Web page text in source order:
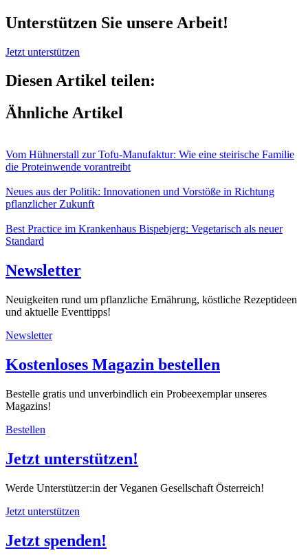
Unterstützen Sie unsere Arbeit!
Jetzt unterstützen
Diesen Artikel teilen:
Ähnliche Artikel
Vom Hühnerstall zur Tofu-Manufaktur: Wie eine steirische Familie
die Proteinwende vorantreibt
Neues aus der Politik: Innovationen und Vorstöße in Richtung
pflanzlicher Zukunft
Best Practice im Krankenhaus Bispebjerg: Vegetarisch als neuer
Standard
Newsletter
Neuigkeiten rund um pflanzliche Ernährung, köstliche Rezeptideen
und aktuelle Eventtipps!
Newsletter
Kostenloses Magazin bestellen
Bestelle gratis und unverbindlich ein Probeexemplar unseres
Magazins!
Bestellen
Jetzt unterstützen!
Werde Unterstützer:in der Veganen Gesellschaft Österreich!
Jetzt unterstützen
Jetzt spenden!